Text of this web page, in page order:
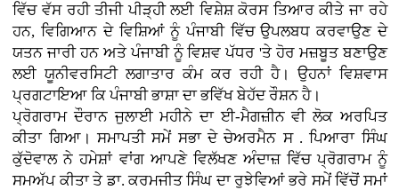
ਵਿੱਚ ਵੱਸ ਰਹੀ ਤੀਜੀ ਪੀੜ੍ਹੀ ਲਈ ਵਿਸ਼ੇਸ਼ ਕੋਰਸ ਤਿਆਰ ਕੀਤੇ ਜਾ ਰਹੇ
ਹਨ, ਵਿਗਿਆਨ ਦੇ ਵਿਸ਼ਿਆਂ ਨੂੰ ਪੰਜਾਬੀ ਵਿੱਚ ਉਪਲਬਧ ਕਰਵਾਉਣ ਦੇ
ਯਤਨ ਜਾਰੀ ਹਨ ਅਤੇ ਪੰਜਾਬੀ ਨੂੰ ਵਿਸ਼ਵ ਪੱਧਰ 'ਤੇ ਹੋਰ ਮਜ਼ਬੂਤ ਬਣਾਉਣ
ਲਈ ਯੂਨੀਵਰਸਿਟੀ ਲਗਾਤਾਰ ਕੰਮ ਕਰ ਰਹੀ ਹੈ। ਉਹਨਾਂ ਵਿਸ਼ਵਾਸ
ਪ੍ਰਗਟਾਇਆ ਕਿ ਪੰਜਾਬੀ ਭਾਸ਼ਾ ਦਾ ਭਵਿੱਖ ਬੇਹੱਦ ਰੌਸ਼ਨ ਹੈ।
ਪ੍ਰੋਗਰਾਮ ਦੌਰਾਨ ਜੁਲਾਈ ਮਹੀਨੇ ਦਾ ਈ-ਮੈਗਜ਼ੀਨ ਵੀ ਲੋਕ ਅਰਪਿਤ
ਕੀਤਾ ਗਿਆ। ਸਮਾਪਤੀ ਸਮੇਂ ਸਭਾ ਦੇ ਚੇਅਰਮੈਨ ਸ . ਪਿਆਰਾ ਸਿੰਘ
ਕੁੱਦੋਵਾਲ ਨੇ ਹਮੇਸ਼ਾਂ ਵਾਂਗ ਆਪਣੇ ਵਿਲੱਖਣ ਅੰਦਾਜ਼ ਵਿੱਚ ਪ੍ਰੋਗਰਾਮ ਨੂੰ
ਸਮਅੱਪ ਕੀਤਾ ਤੇ ਡਾ. ਕਰਮਜੀਤ ਸਿੰਘ ਦਾ ਰੁਝੇਵਿਆਂ ਭਰੇ ਸਮੇਂ ਵਿੱਚੋਂ ਸਮਾਂ